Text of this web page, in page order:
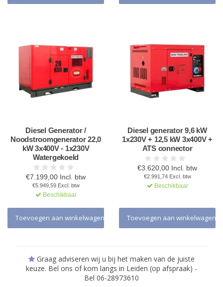
Diesel Generator /
Noodstroomgenerator 22,0
kW 3x400V - 1x230V
Watergekoeld
€7.199,00 Incl. btw
€5.949,59 Excl. btw
Beschikbaar
Toevoegen aan winkelwagen
Diesel generator 9,6 kW
1x230V + 12,5 kW 3x400V +
ATS connector
€3.620,00 Incl. btw
€2.991,74 Excl. btw
Beschikbaar
Toevoegen aan winkelwagen
Graag adviseren wij u bij het maken van de juiste
keuze. Bel ons of kom langs in Leiden (op afspraak) -
Bel 06-28973610